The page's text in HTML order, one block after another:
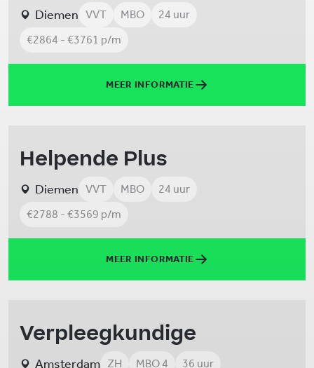
Diemen VVT MBO
24 uur
€2864 - €3761 p/m
MEER INFORMATIE
Helpende Plus
Diemen VVT MBO
24 uur
€2788 - €3569 p/m
MEER INFORMATIE
Verpleegkundige
Amsterdam ZH MBO 4
36 uur